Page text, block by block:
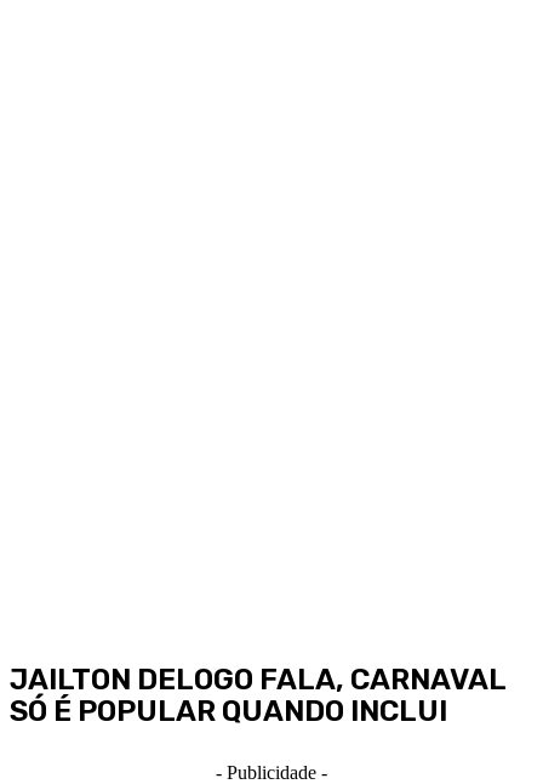
JAILTON DELOGO FALA, CARNAVAL
SÓ É POPULAR QUANDO INCLUI
- Publicidade -